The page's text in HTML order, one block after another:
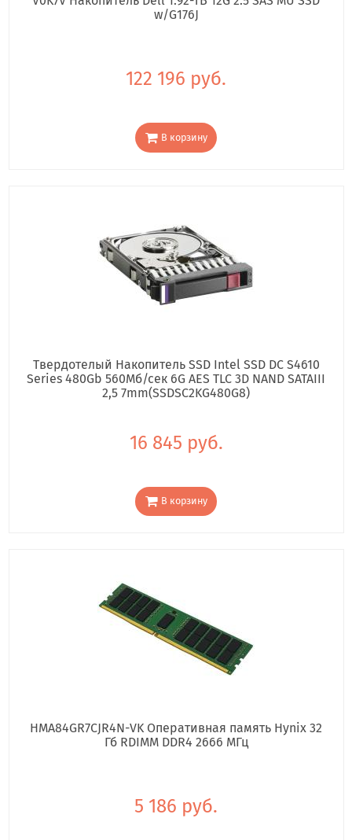
w/G176J
122 196 руб.
В корзину
Твердотелый Накопитель SSD Intel SSD DC S4610
Series 480Gb 560Мб/сек 6G AES TLC 3D NAND SATAIII
2,5 7mm(SSDSC2KG480G8)
16 845 руб.
В корзину
HMA84GR7CJR4N-VK Оперативная память Hynix 32
Гб RDIMM DDR4 2666 МГц
5 186 руб.